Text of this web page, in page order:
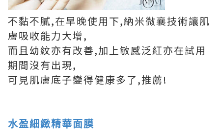
不黏不膩,在早晚使用下,納米微襄技術讓肌
膚吸收能力大增,
而且幼紋亦有改善,加上敏感泛紅亦在試用
期間沒有出現,
可見肌膚底子變得健康多了,推薦!
水盈細緻精華面膜